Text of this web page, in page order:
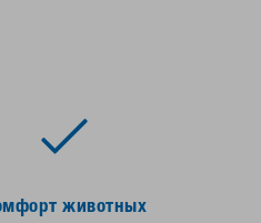
животных